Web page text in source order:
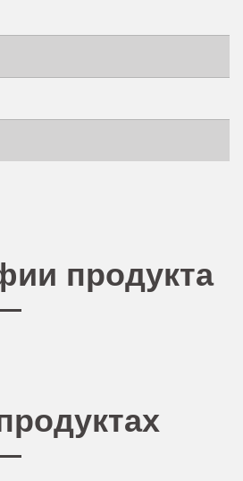
продукта